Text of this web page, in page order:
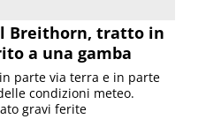
Breithorn, tratto in
a una gamba
parte via terra e in parte
condizioni meteo.
gravi ferite